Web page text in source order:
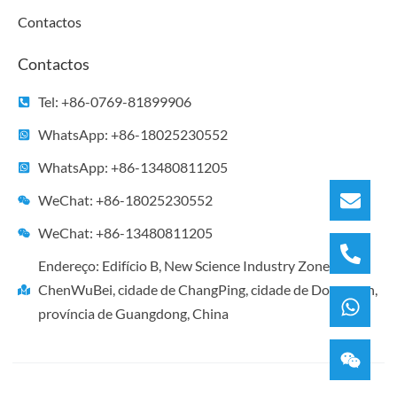
Contactos
Contactos
Tel: +86-0769-81899906
WhatsApp: +86-18025230552
WhatsApp: +86-13480811205
WeChat: +86-18025230552
WeChat: +86-13480811205
Endereço: Edifício B, New Science Industry Zone, Vila
ChenWuBei, cidade de ChangPing, cidade de Dongguan,
província de Guangdong, China